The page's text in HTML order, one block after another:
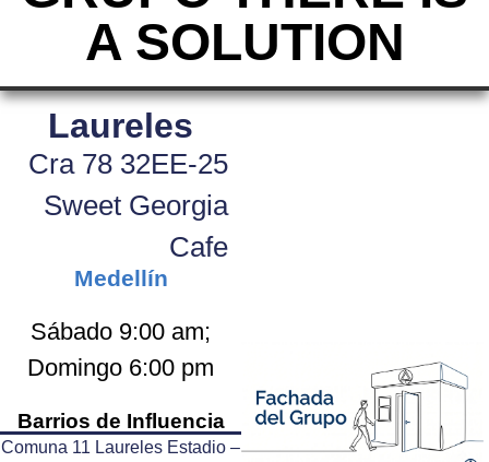
A SOLUTION
Laureles
Cra 78 32EE-25
Sweet Georgia
Cafe
Medellín
Sábado 9:00 am;
Domingo 6:00 pm
Barrios de Influencia
Comuna 11 Laureles Estadio –